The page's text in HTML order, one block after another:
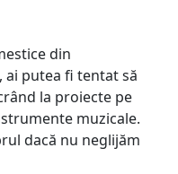
din
ai putea fi tentat să
la proiecte pe
muzicale.
dacă nu neglijăm